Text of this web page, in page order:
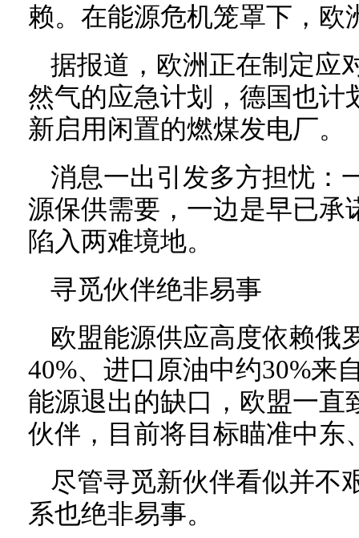
赖。在能源危机笼罩下，欧
据报道，欧洲正在制定应
然气的应急计划，德国也计
新启用闲置的燃煤发电厂。
消息一出引发多方担忧：
源保供需要，一边是早已承
陷入两难境地。
寻觅伙伴绝非易事
欧盟能源供应高度依赖俄
40%、进口原油中约30%来
能源退出的缺口，欧盟一直
伙伴，目前将目标瞄准中东
尽管寻觅新伙伴看似并不
系也绝非易事。